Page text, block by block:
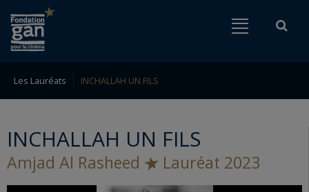
Go to content
Fondation
gan
pour
le
cinéma
Les Lauréats INCHALLAH UN FILS
INCHALLAH UN FILS
Amjad Al Rasheed Lauréat 2023